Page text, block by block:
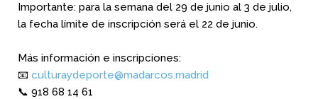
Importante: para la semana del 29 de junio al 3 de julio,
la fecha límite de inscripción será el 22 de junio.
Más información e inscripciones:
📧 culturaydeporte@madarcos.madrid
📞 918 68 14 61